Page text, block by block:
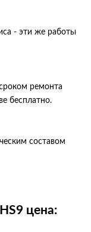
- эти же работы
ремонта
бесплатно.
составом
цена: